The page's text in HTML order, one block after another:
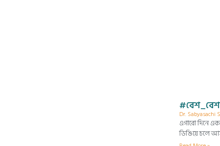
Dr. Sabyasachi
এগারো দিনে
ডিঙিয়ে চলে